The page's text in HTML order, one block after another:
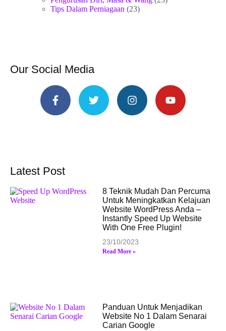
Tips Dalam Perniagaan (23)
Our Social Media
Latest Post
8 Teknik Mudah Dan Percuma
Untuk Meningkatkan Kelajuan
Website WordPress Anda –
Instantly Speed Up Website
With One Free Plugin!
23/10/2023
Read More »
Panduan Untuk Menjadikan
Website No 1 Dalam Senarai
Carian Google